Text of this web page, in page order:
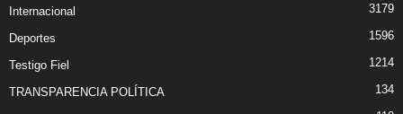
Internacional 3179
Deportes 1596
Testigo Fiel 1214
TRANSPARENCIA POLÍTICA 134